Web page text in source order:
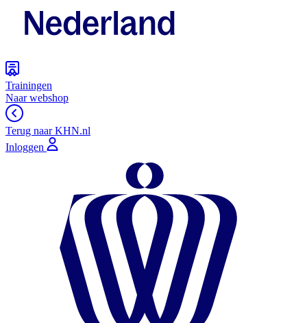
Trainingen
Naar webshop
Terug naar KHN.nl
Inloggen